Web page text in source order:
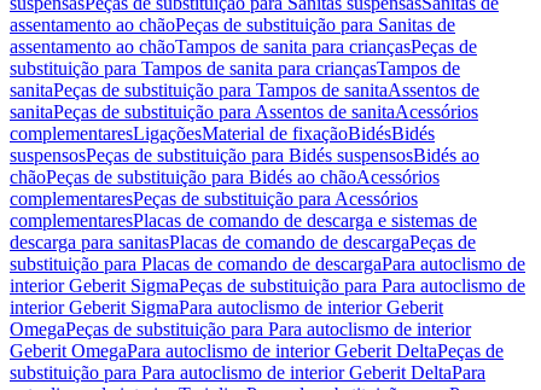
assentamento ao chãoPeças de substituição para Sanitas de
assentamento ao chãoTampos de sanita para criançasPeças de
substituição para Tampos de sanita para criançasTampos de
sanitaPeças de substituição para Tampos de sanitaAssentos de
sanitaPeças de substituição para Assentos de sanitaAcessórios
complementaresLigaçõesMaterial de fixaçãoBidésBidés
suspensosPeças de substituição para Bidés suspensosBidés ao
chãoPeças de substituição para Bidés ao chãoAcessórios
complementaresPeças de substituição para Acessórios
complementaresPlacas de comando de descarga e sistemas de
descarga para sanitasPlacas de comando de descargaPeças de
substituição para Placas de comando de descargaPara autoclismo de
interior Geberit SigmaPeças de substituição para Para autoclismo de
interior Geberit SigmaPara autoclismo de interior Geberit
OmegaPeças de substituição para Para autoclismo de interior
Geberit OmegaPara autoclismo de interior Geberit DeltaPeças de
substituição para Para autoclismo de interior Geberit DeltaPara